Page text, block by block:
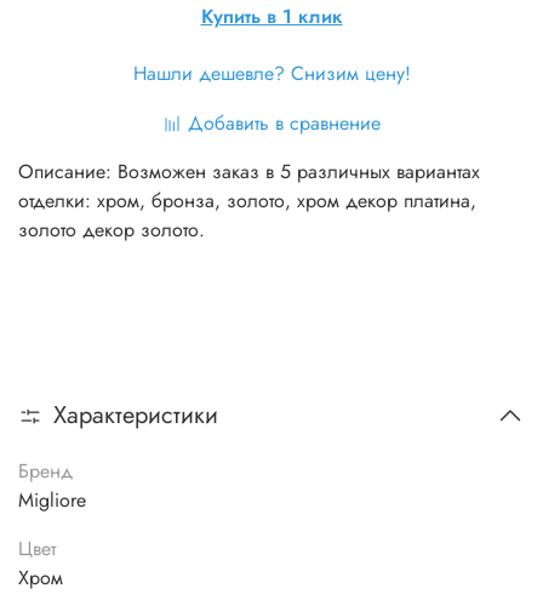
Купить в 1 клик
Нашли дешевле? Снизим цену!
Добавить в сравнение
Описание: Возможен заказ в 5 различных вариантах
отделки: хром, бронза, золото, хром декор платина,
золото декор золото.
Характеристики
Бренд
Migliore
Цвет
Хром